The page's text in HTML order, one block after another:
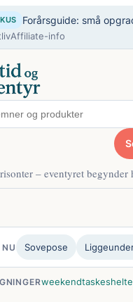
Affiliate-info
– eventyret begynder
Sovepose
weekendtaske